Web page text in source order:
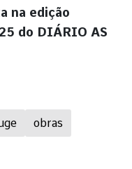
obras
na edição
do DIÁRIO AS